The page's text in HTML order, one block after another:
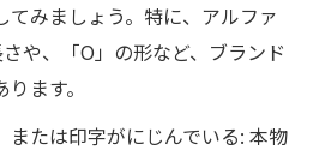
みましょう。特に、アルファ
や、「O」の形など、ブランド
ます。
または印字がにじんでいる: 本物